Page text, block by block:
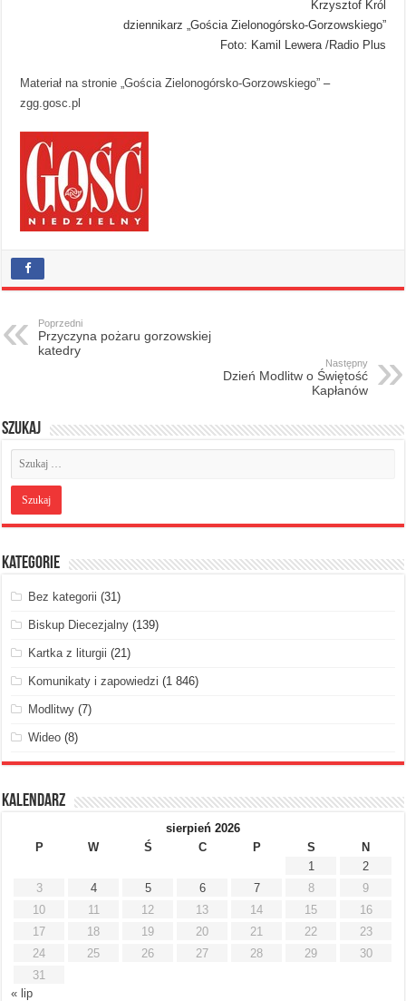
Krzysztof Król
dziennikarz „Gościa Zielonogórsko-Gorzowskiego”
Foto: Kamil Lewera /Radio Plus
Materiał na stronie „Gościa Zielonogórsko-Gorzowskiego” –
zgg.gosc.pl
Poprzedni
Przyczyna pożaru gorzowskiej
katedry
Następny
Dzień Modlitw o Świętość
Kapłanów
Szukaj
Kategorie
Bez kategorii (31)
Biskup Diecezjalny (139)
Kartka z liturgii (21)
Komunikaty i zapowiedzi (1 846)
Modlitwy (7)
Wideo (8)
Kalendarz
sierpień 2026
P
W Ś C P S
N
1
2
3
4 5 6 7 8
9
10
11 12 13 14 15
16
17
18 19 20 21 22
23
24
25 26 27 28 29
30
31
« lip